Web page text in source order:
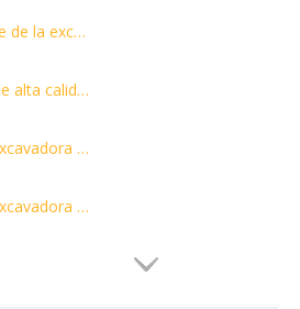
Piezas del tren de rodaje de la excavadora de rodillos de cadena DH220
Rodillo de oruga PC30 de alta calidad para maquinaria excavadora
El tren de rodaje de la excavadora con rodillo de cadena PC200-6 parte el rodillo inferior PC200-6
El tren de rodaje de la excavadora con rodillos de oruga CX800 parte el rodillo inferior CX800